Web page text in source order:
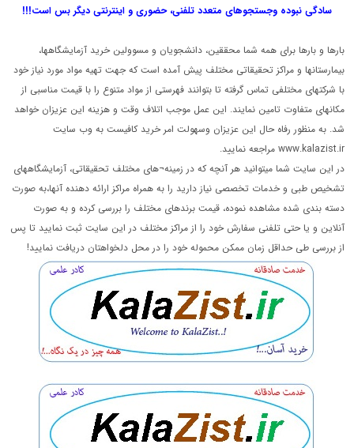
سادگی نبوده وجستجوهای متعدد تلفنی، حضوری و اینترنتی دیگر بس است!!!
بارها و بارها برای همه شما محققین، دانشجویان و مسوولین خرید آزمایشگاهها،
بیمارستانها و مراکز تحقیقاتی مختلف پیش آمده است که جهت تهیه مواد مورد نیاز خود
با شرکتهای مختلفی تماس گرفته تا بتوانند فهرستی از مواد متنوع را با قیمت مناسبی از
مکانهای متفاوت تامین نمایند. این عمل موجب اتلاف وقت و هزینه این عزیزان خواهد
شد. به منظور رفاه حال این عزیزان وسهولت امر خرید کافیست به وب سایت
www.kalazist.ir مراجعه نمایید.
در این سایت شما میتوانید هر آنچه که در زمینه¬های مختلف تحقیقاتی، آزمایشگاههای
تشخیص طبی و خدمات تخصصی نیاز دارید را به همراه مراکز ارائه دهنده آنها،به صورت
دسته بندی شده مشاهده نموده، قیمت برندهای مختلف را بررسی کرده و به صورت
آنلاین و یا حتی تلفنی سفارش خود را از مراکز مختلف در این سایت ثبت نمایید تا پس
از بررسی طی حداقل زمان ممکن محموله خود را در محل دلخواهتان دریافت نمایید!